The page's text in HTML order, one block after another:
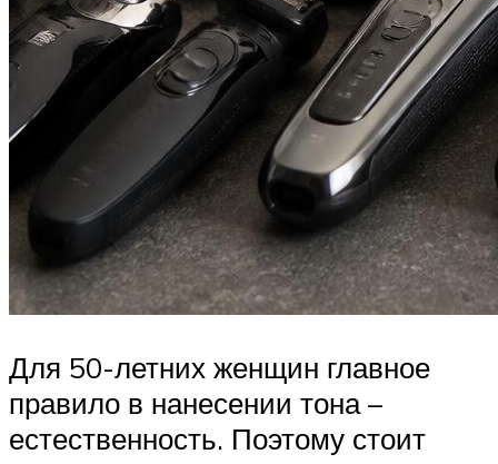
Для 50-летних женщин главное
правило в нанесении тона –
естественность. Поэтому стоит